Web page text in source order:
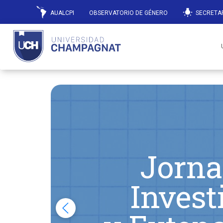
AUALCPI OBSERVATORIO DE GÉNERO wb_incandescent